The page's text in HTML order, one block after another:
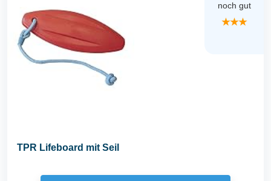
noch gut
★★★
TPR Lifeboard mit Seil